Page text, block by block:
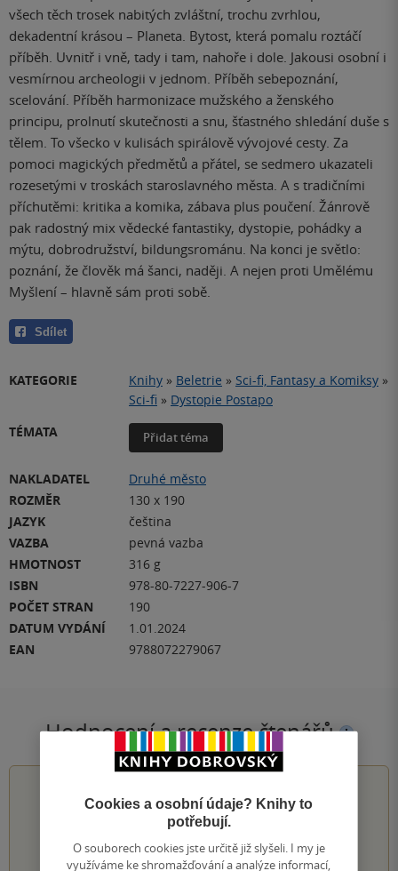
všech těch trosek nabitých zvláštní, trochu zvrhlou,
dekadentní krásou – Planeta. Bytost, která pomalu roztáčí
příběh. Uvnitř i vně, tady i tam, nahoře i dole. Jakousi osobní i
vesmírnou archeologii v jednom. Příběh sebepoznání,
scelování. Příběh harmonizace mužského a ženského
principu, prolnutí skutečnosti a snu, šťastného shledání duše s
tělem. To všecko v kulisách spirálově vývojové cesty. Za
pomoci magických předmětů a přátel, se sedmero ukazateli
rozesetými v troskách staroslavného města. A s tradičními
příchutěmi: kritika a komika, zábava plus poučení. Žánrově
pak radostný mix vědecké fantastiky, dystopie, pohádky a
mýtu, dobrodružství, bildungsrománu. Na konci je světlo:
poznání, že člověk má šanci, naději. A nejen proti Umělému
Myšlení – hlavně sám proti sobě.
Sdílet
KATEGORIE Knihy » Beletrie » Sci-fi, Fantasy a Komiksy »
Sci-fi » Dystopie Postapo
TÉMATA
Přidat téma
NAKLADATEL
Druhé město
ROZMĚR
130 x 190
JAZYK
čeština
VAZBA
pevná vazba
HMOTNOST
316 g
ISBN
978-80-7227-906-7
POČET STRAN
190
DATUM VYDÁNÍ
1.01.2024
EAN
9788072279067
Hodnocení a recenze čtenářů
5.0z5
Cookies a osobní údaje? Knihy to
potřebují.
O souborech cookies jste určitě již slyšeli. I my je
využíváme ke shromažďování a analýze informací,